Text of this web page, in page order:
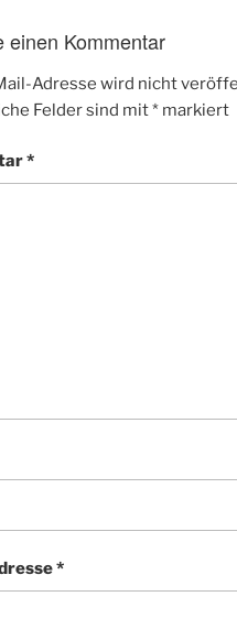
einen Kommentar
Adresse wird nicht
Felder sind mit* markiert
*
*